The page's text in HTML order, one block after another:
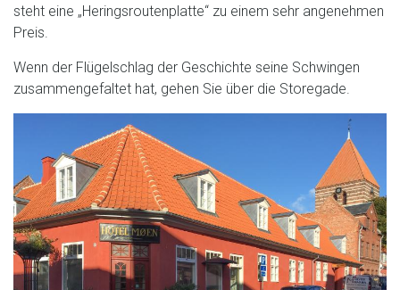
steht eine „Heringsroutenplatte“ zu einem sehr angenehmen
Preis.
Wenn der Flügelschlag der Geschichte seine Schwingen
zusammengefaltet hat, gehen Sie über die Storegade.